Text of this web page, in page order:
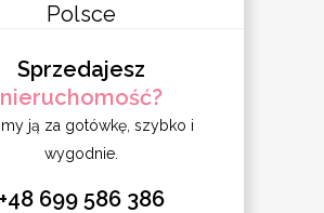
Polsce
Sprzedajesz
nieruchomość?
ją za gotówkę, szybko i
wygodnie.
+48 699 586 386